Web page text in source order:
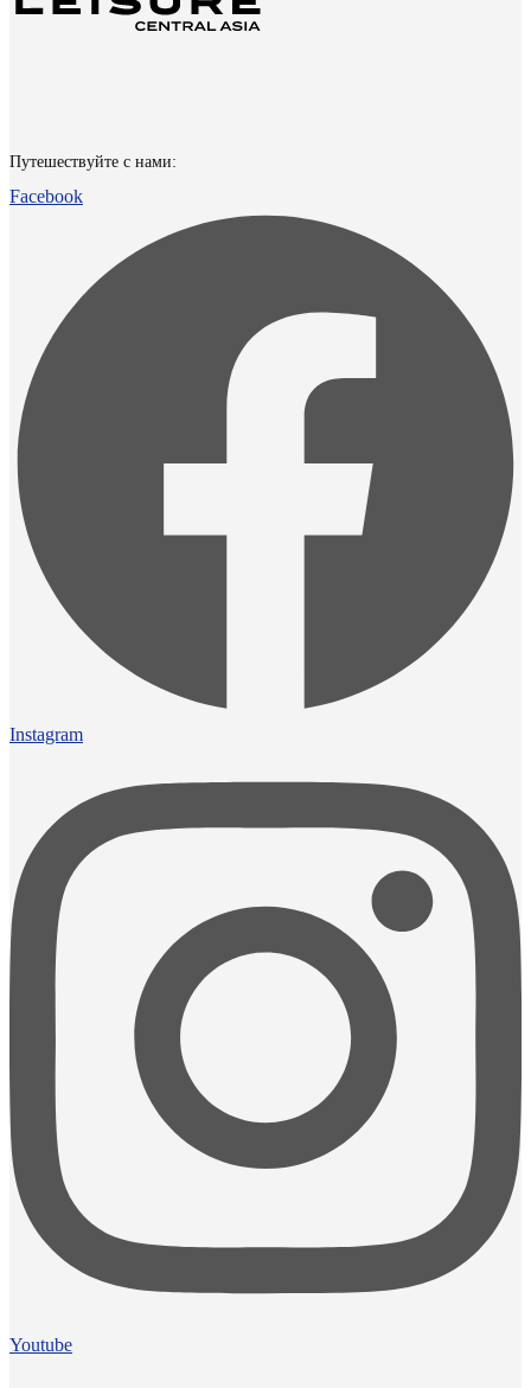
Путешествуйте с нами:
Facebook
Instagram
Youtube